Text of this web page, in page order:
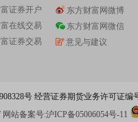
证券开户
在线交易
证券交易
东方财富网微博
东方财富网微信
意见与建议
号 经营证券期货业务许可证编
网站备案号:沪ICP备05006054号-11